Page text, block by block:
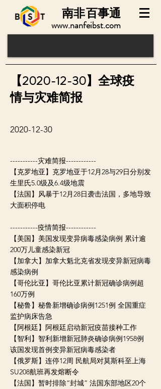
www.nanfeibst.com
百事通
南非
-----------灾难简报------------
【克罗地亚】克罗地亚于12月28与29日分别发
生里氏5.0级及6.4级地震
【法国】风暴于12月28日袭击法国，多地导致
大面积停电
-----------疫情简报------------
【美国】美国发现变异病毒感染病例 累计逾
200万儿童感染新冠
【加拿大】加拿大魁北克省发现变异新冠病毒
感染病例
【哥伦比亚】哥伦比亚累计新冠确诊病例超
160万例
【秘鲁】秘鲁新增确诊病例1251例 全国重症
监护病床告急
【阿根廷】阿根廷启动新冠疫苗接种工作
【智利】智利新增新冠肺炎确诊病例1958例
该国发现首例变异新冠病毒感染者
【俄罗斯】连停12周 民航局对莫斯科至上海
SU208航班再发熔断令
【法国】暂时排除“封城” 法国东部地区20个
2020-12-30
【2020-12-30】全球疫
情与灾难简报